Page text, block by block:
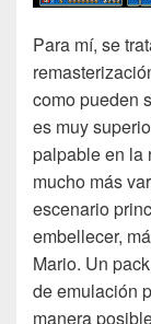
Para mí, se
como pueden
es muy
palpable en la
mucho más
escenario
embellecer,
Mario. Un
de emulación
manera